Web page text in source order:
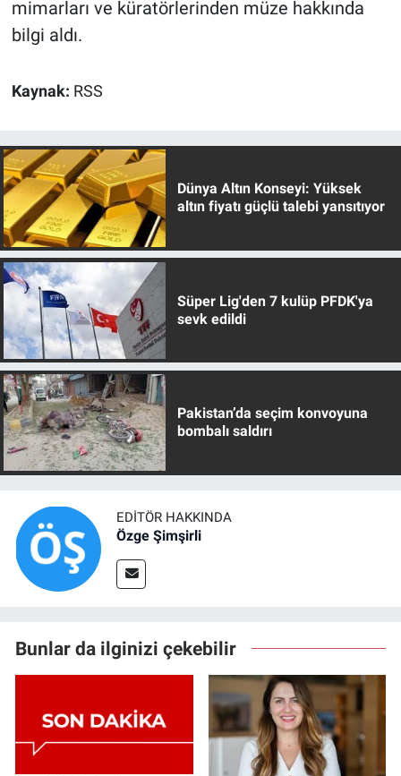
mimarları ve küratörlerinden müze hakkında
bilgi aldı.
Kaynak: RSS
Dünya Altın Konseyi: Yüksek
altın fiyatı güçlü talebi yansıtıyor
Süper Lig'den 7 kulüp PFDK'ya
sevk edildi
Pakistan’da seçim konvoyuna
bombalı saldırı
EDITÖR HAKKINDA
Özge Şimşirli
Bunlar da ilginizi çekebilir